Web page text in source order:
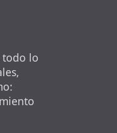
todo lo